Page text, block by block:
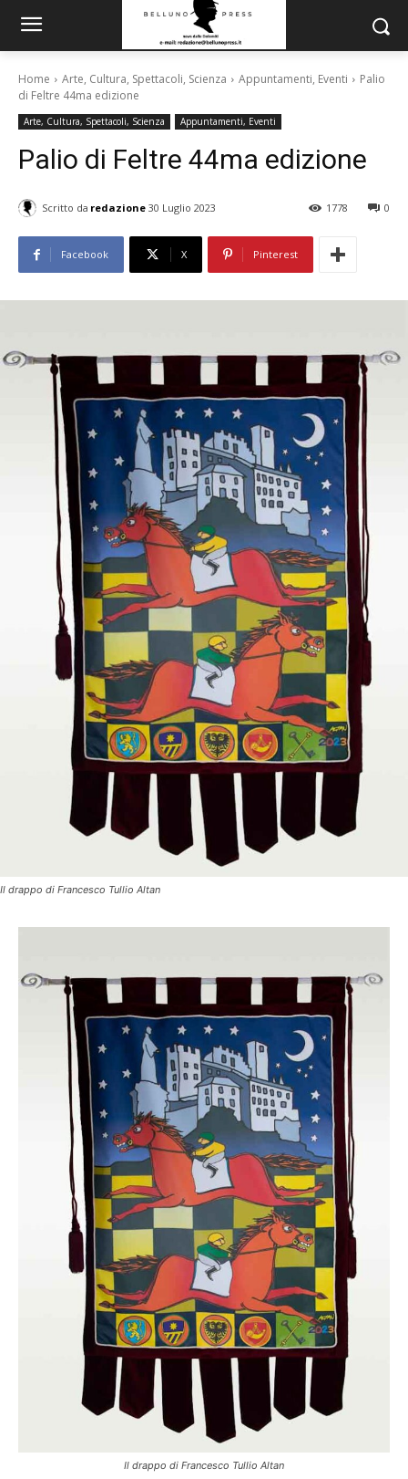
Home Arte, Cultura, Spettacoli, Scienza Appuntamenti, Eventi
Palio
di Feltre 44ma edizione
Arte, Cultura, Spettacoli, Scienza Appuntamenti, Eventi
Palio di Feltre 44ma edizione
Scritto da redazione 30 Luglio 2023 0
1778
Facebook X Pinterest
Il drappo di Francesco Tullio Altan
Il drappo di Francesco Tullio Altan